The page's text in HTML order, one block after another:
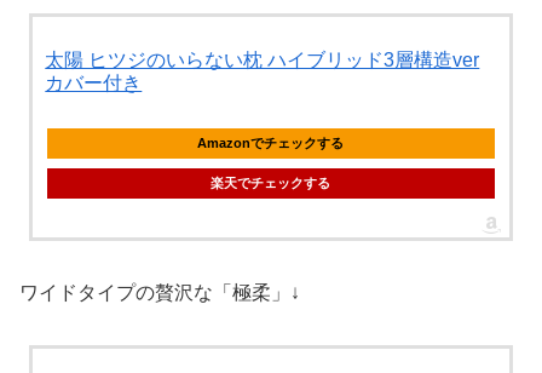
太陽 ヒツジのいらない枕 ハイブリッド3層構造ver
カバー付き
Amazonでチェックする
楽天でチェックする
ワイドタイプの贅沢な「極柔」↓